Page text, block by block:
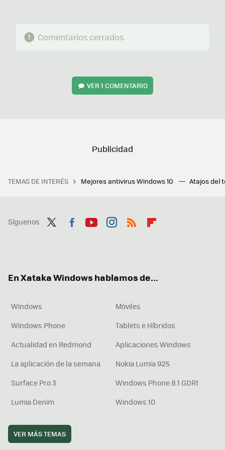
Comentarios cerrados
VER1 COMENTARIO
TEMAS DE INTERÉS Mejores antivirus Windows 10 Atajos del
Síguenos
En Xataka Windows hablamos de...
Windows
Móviles
Windows Phone
Tablets e Híbridos
Actualidad en Redmond
Aplicaciones Windows
La aplicación de la semana
Nokia Lumia 925
Surface Pro 3
Windows Phone 8.1 GDR1
Lumia Denim
Windows 10
VER MÁS TEMAS